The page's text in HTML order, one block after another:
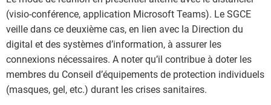
(visio-conférence, application Microsoft Teams). Le SGCE
veille dans ce deuxième cas, en lien avec la Direction du
digital et des systèmes d’information, à assurer les
connexions nécessaires. A noter qu’il contribue à doter les
membres du Conseil d’équipements de protection individuels
(masques, gel, etc.) durant les crises sanitaires.